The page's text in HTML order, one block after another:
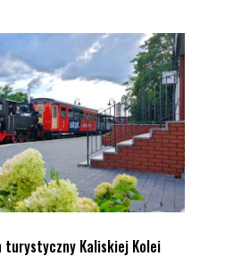
turystyczny Kaliskiej Kolei